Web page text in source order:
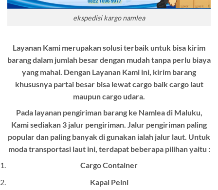
ekspedisi kargo namlea
Layanan Kami merupakan solusi terbaik untuk bisa kirim
barang dalam jumlah besar dengan mudah tanpa perlu biaya
yang mahal. Dengan Layanan Kami ini, kirim barang
khususnya partai besar bisa lewat cargo baik cargo laut
maupun cargo udara.
Pada layanan pengiriman barang ke Namlea di Maluku,
Kami sediakan 3 jalur pengiriman. Jalur pengiriman paling
popular dan paling banyak di gunakan ialah jalur laut. Untuk
moda transportasi laut ini, terdapat beberapa pilihan yaitu :
Cargo Container
Kapal Pelni